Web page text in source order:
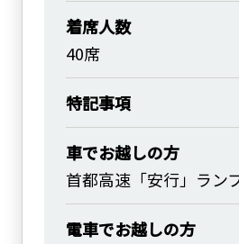
着席人数
40席
特記事項
車でお越しの方
首都高速「安行」ラン
電車でお越しの方